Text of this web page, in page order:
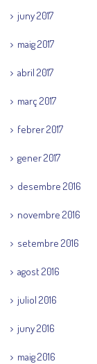
juny 2017
maig 2017
abril 2017
març 2017
febrer 2017
gener 2017
desembre 2016
novembre 2016
setembre 2016
agost 2016
juliol 2016
juny 2016
maig 2016